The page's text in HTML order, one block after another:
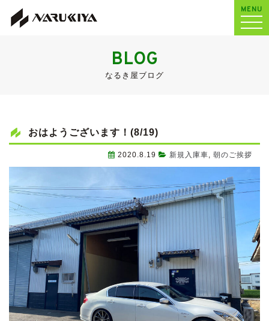
MENU
BLOG
なるき屋ブログ
おはようございます！(8/19)
2020.8.19 新規入庫車, 朝のご挨拶